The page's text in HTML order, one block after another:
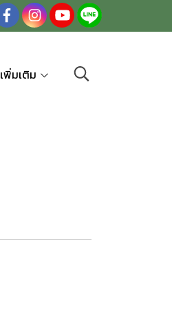
เพิ่มเติม